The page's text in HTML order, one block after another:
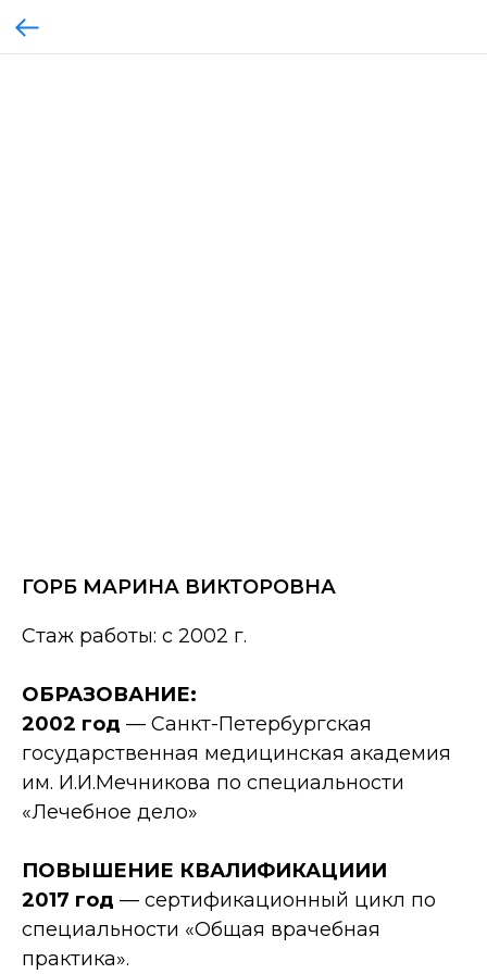
ГОРБ МАРИНА ВИКТОРОВНА
Стаж работы: с 2002 г.
ОБРАЗОВАНИЕ:
2002 год — Санкт-Петербургская
государственная медицинская академия
им. И.И.Мечникова по специальности
«Лечебное дело»
ПОВЫШЕНИЕ КВАЛИФИКАЦИИИ
2017 год — сертификационный цикл по
специальности «Общая врачебная
практика».